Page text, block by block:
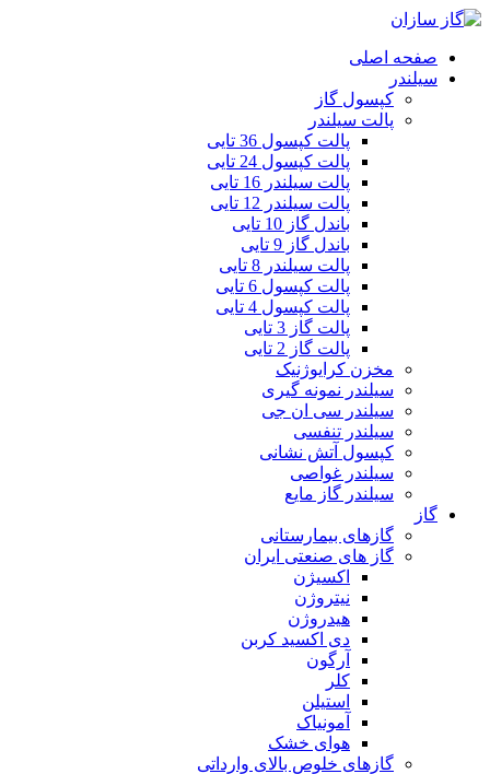
صفحه اصلی
سیلندر
کپسول گاز
پالت سیلندر
پالت کپسول 36 تایی
پالت کپسول 24 تایی
پالت سیلندر 16 تایی
پالت سیلندر 12 تایی
باندل گاز 10 تایی
باندل گاز 9 تایی
پالت سیلندر 8 تایی
پالت کپسول 6 تایی
پالت کپسول 4 تایی
پالت گاز 3 تایی
پالت گاز 2 تایی
مخزن کرایوژنیک
سیلندر نمونه گیری
سیلندر سی ان جی
سیلندر تنفسی
کپسول آتش نشانی
سیلندر غواصی
سیلندر گاز مایع
گاز
گازهای بیمارستانی
گاز های صنعتی ایران
اکسیژن
نیتروژن
هیدروژن
دی اکسید کربن
آرگون
کلر
استیلن
آمونیاک
هوای خشک
گازهای خلوص بالای وارداتی